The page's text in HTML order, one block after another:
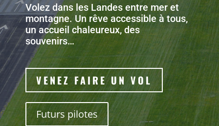
Volez dans les Landes entre mer et
montagne. Un rêve accessible à tous,
un accueil chaleureux, des
souvenirs…
VENEZ FAIRE UN VOL
Futurs pilotes